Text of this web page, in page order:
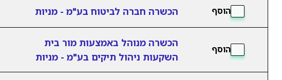
הוסף הכשרה חברה לביטוח בע"מ - מניות
הוסף
הכשרה מנוהל באמצעות מור בית
השקעות ניהול תיקים בע"מ - מניות